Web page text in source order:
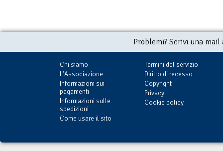
Problemi? Scrivi una
Chi siamo
L'Associazione
Informazioni sui
pagamenti
Informazioni sulle
spedizioni
Come usare il sito
Termini del servizio
Diritto di recesso
Copyright
Privacy
Cookie policy